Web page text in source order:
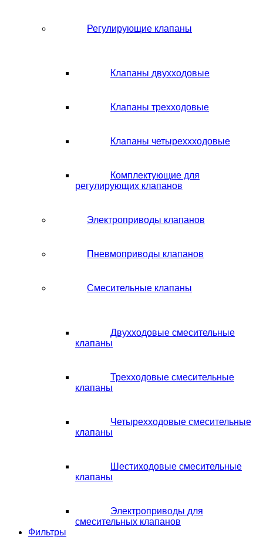
Регулирующие клапаны
Клапаны двухходовые
Клапаны трехходовые
Клапаны четыреххходовые
Комплектующие для
регулирующих клапанов
Электроприводы клапанов
Пневмоприводы клапанов
Смесительные клапаны
Двухходовые смесительные
клапаны
Трехходовые смесительные
клапаны
Четырехходовые смесительные
клапаны
Шестиходовые смесительные
клапаны
Электроприводы для
смесительных клапанов
Фильтры